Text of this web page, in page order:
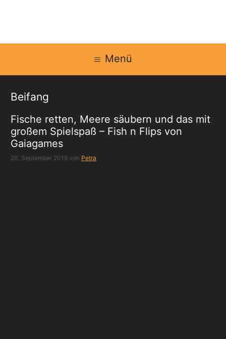
Menü
Beifang
Fische retten, Meere säubern und das mit
großem Spielspaß – Fish n Flips von
Gaiagames
20. September 2019 von Petra